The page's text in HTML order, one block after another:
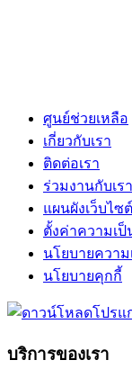
ศูนย์ช่วยเหลือ
เกี่ยวกับเรา
ติดต่อเรา
ร่วมงานกับเรา
แผนผังเว็บไซต์
ตั้งค่าความเ
นโยบายควา
นโยบายคุกกี้
บริการของเรา